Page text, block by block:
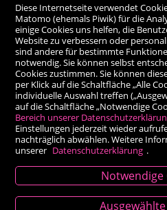
Diese Internetseite verwendet
Matomo (ehemals Piwik) für die
einige Cookies uns helfen, die
Website zu verbessern oder
sind andere für bestimmte
notwendig. Sie können selbst
Cookies zustimmen. Sie können
per Klick auf die Schaltfläche „Alle
individuelle Auswahl treffen
auf die Schaltfläche „Notwendige
Bereich unserer
Einstellungen jederzeit wieder
nachträglich abwählen. Weitere
unserer Datenschutzerklärung .
Notwendige